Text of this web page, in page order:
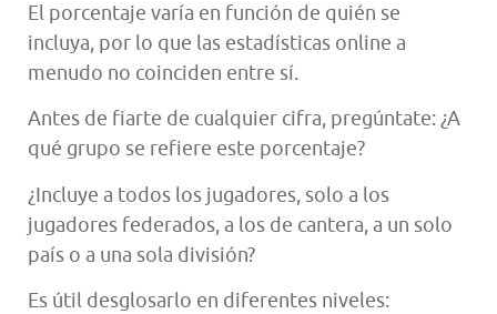
El porcentaje varía en función de quién se
incluya, por lo que las estadísticas online a
menudo no coinciden entre sí.
Antes de fiarte de cualquier cifra, pregúntate: ¿A
qué grupo se refiere este porcentaje?
¿Incluye a todos los jugadores, solo a los
jugadores federados, a los de cantera, a un solo
país o a una sola división?
Es útil desglosarlo en diferentes niveles: